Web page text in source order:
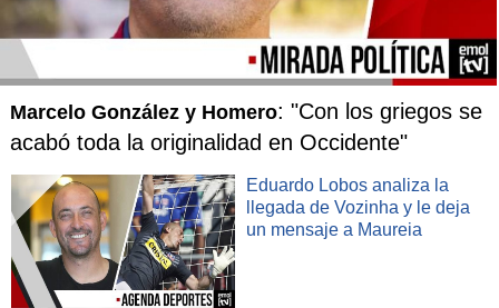
Marcelo González y Homero: "Con los griegos se
acabó toda la originalidad en Occidente"
Eduardo Lobos analiza la
llegada de Vozinha y le deja
un mensaje a Maureia